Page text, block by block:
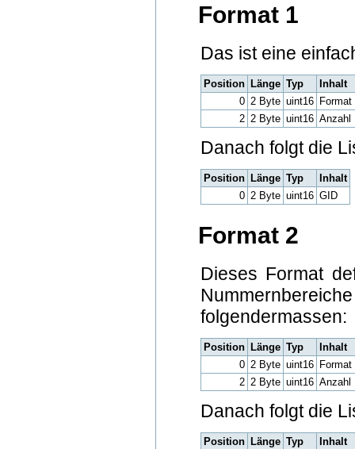
Format 1
Das ist eine
Position Länge Typ
Inhalt
0 2 Byte uint16 Format
2 2 Byte uint16 Anzahl
Danach folgt die
Position Länge Typ
Inhalt
0 2 Byte uint16 GID
Format 2
Dieses Format
folgendermassen:
Position Länge Typ
Inhalt
0 2 Byte uint16 Format
2 2 Byte uint16 Anzahl
Danach folgt die
Position Länge Typ
Inhalt